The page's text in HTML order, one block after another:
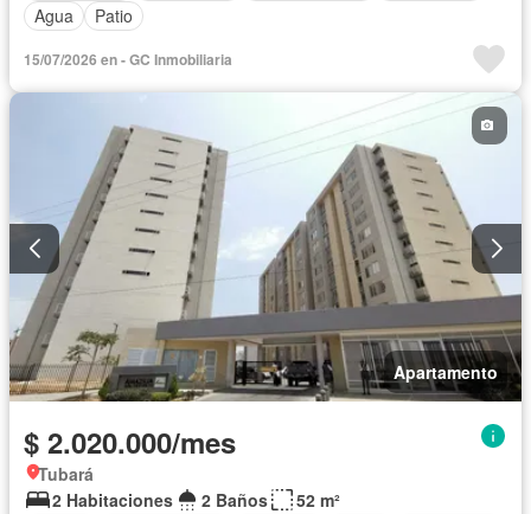
Agua
Patio
15/07/2026 en - GC Inmobiliaria
Apartamento
$ 2.020.000/mes
Tubará
2 Habitaciones
2 Baños
52 m²